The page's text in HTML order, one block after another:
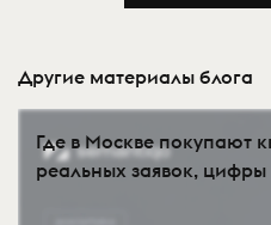
Другие материалы блога
Где в Москве покупают
реальных заявок,